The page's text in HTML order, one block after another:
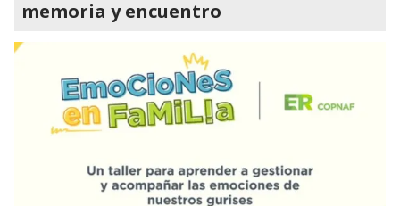
memoria y encuentro